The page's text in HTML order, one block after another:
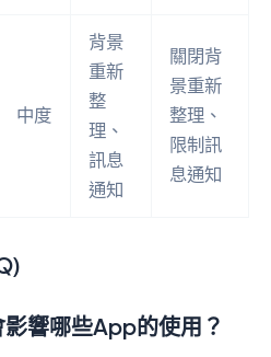
中度
背景
重新
整
理、
訊息
通知
關閉背
景重新
整理、
限制訊
息通知
響哪些App的使用？